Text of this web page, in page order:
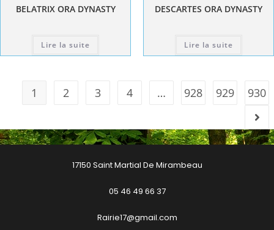
BELATRIX ORA DYNASTY
Lire la suite
DESCARTES ORA DYNASTY
Lire la suite
1 2 3 4 … 928 929 930
17150 Saint Martial De Mirambeau
05 46 49 66 37
Rairie17@gmail.com